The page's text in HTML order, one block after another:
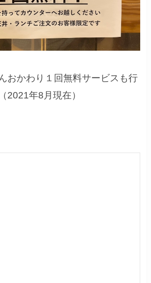
おかわり１回無料サービスも行
2021年8月現在）